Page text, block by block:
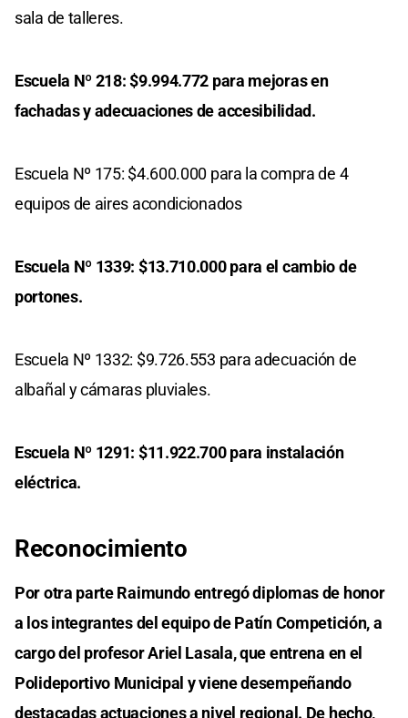
sala de talleres.
Escuela Nº 218: $9.994.772 para mejoras en
fachadas y adecuaciones de accesibilidad.
Escuela Nº 175: $4.600.000 para la compra de 4
equipos de aires acondicionados
Escuela Nº 1339: $13.710.000 para el cambio de
portones.
Escuela Nº 1332: $9.726.553 para adecuación de
albañal y cámaras pluviales.
Escuela Nº 1291: $11.922.700 para instalación
eléctrica.
Reconocimiento
Por otra parte Raimundo entregó diplomas de honor
a los integrantes del equipo de Patín Competición, a
cargo del profesor Ariel Lasala, que entrena en el
Polideportivo Municipal y viene desempeñando
destacadas actuaciones a nivel regional. De hecho,